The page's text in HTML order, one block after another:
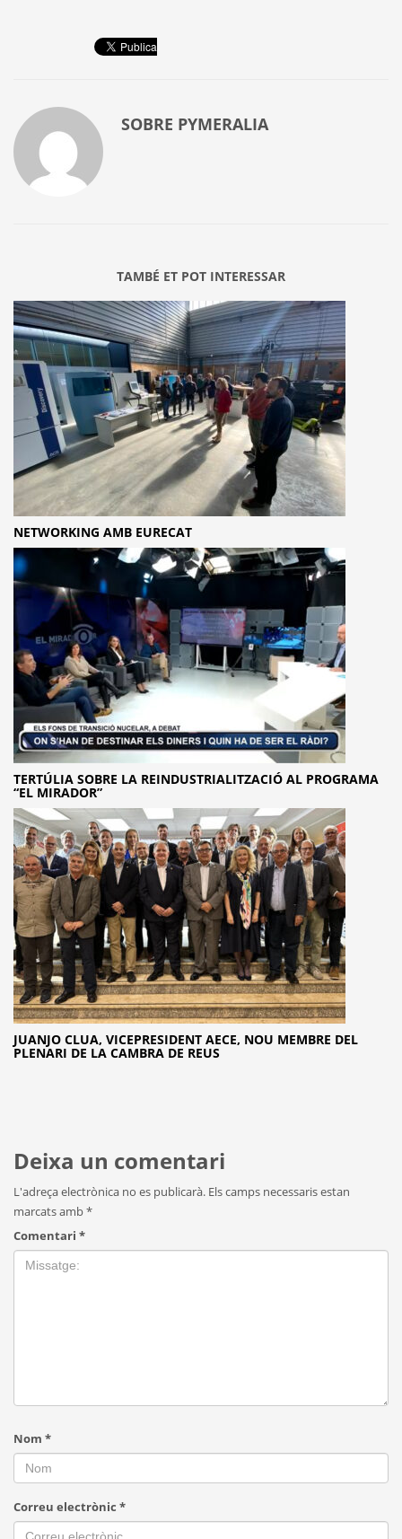
SOBRE PYMERALIA
TAMBÉ ET POT INTERESSAR
NETWORKING AMB EURECAT
TERTÚLIA SOBRE LA REINDUSTRIALITZACIÓ AL PROGRAMA
“EL MIRADOR”
JUANJO CLUA, VICEPRESIDENT AECE, NOU MEMBRE DEL
PLENARI DE LA CAMBRA DE REUS
Deixa un comentari
L'adreça electrònica no es publicarà. Els camps necessaris estan
marcats amb*
Comentari *
Nom *
Correu electrònic *